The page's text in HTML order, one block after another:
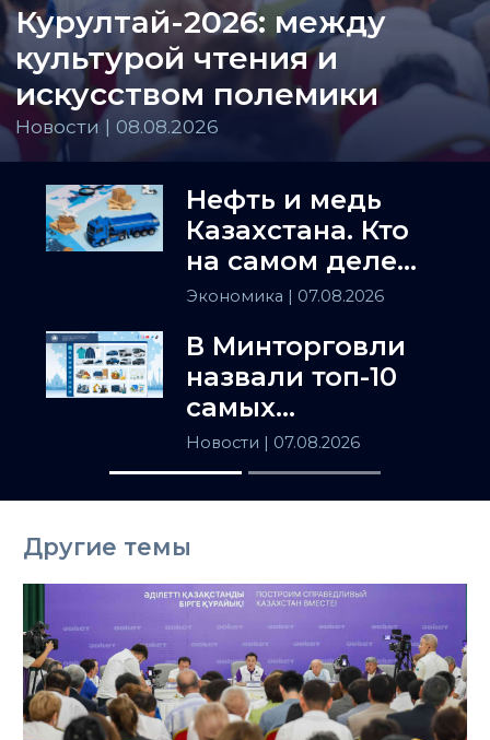
Курултай-2026: между
культурой чтения и
искусством полемики
Новости | 08.08.2026
Нефть и медь
Казахстана. Кто
на самом деле
держит
Азию
Экономика | 07.08.2026
В Минторговли
назвали топ-10
самых
популярных
товаров в
Казахстане
Новости | 07.08.2026
Другие темы